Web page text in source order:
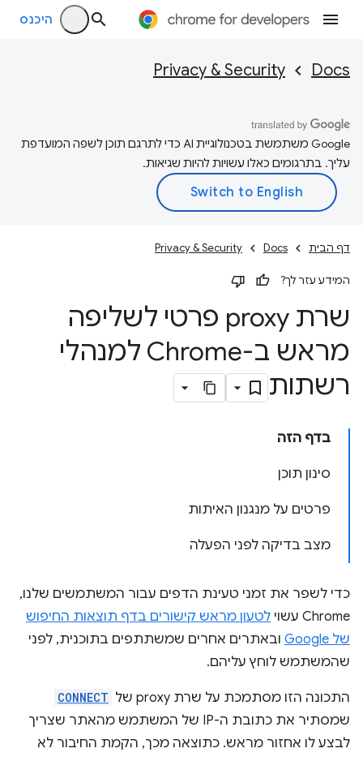
היכנס
Docs
Privacy & Security
‫Google משתמשת בטכנולוגיית AI כדי לתרגם תוכן לשפה המועדפת
עליך. בתרגומים כאלו עשויות להיות שגיאות.
דף הבית Docs
Privacy & Security
המידע עזר לך?
שרת proxy פרטי לשליפה
מראש ב-Chrome למנהלי
רשתות
בדף הזה
סינון תוכן
פרטים על מנגנון האיתות
מצב בדיקה לפני הפעלה
כדי לשפר את זמני טעינת הדפים עבור המשתמשים שלנו,
Chrome עשוי
לטעון מראש קישורים בדף תוצאות החיפוש
של Google
ובאתרים אחרים שמשתתפים בתוכנית, לפני
שהמשתמש לוחץ עליהם.
התכונה הזו מסתמכת על שרת proxy של CONNECT
שמסתיר את כתובת ה-IP של המשתמש מהאתר שצריך
לבצע לו אחזור מראש. כתוצאה מכך, הקמת החיבור לא